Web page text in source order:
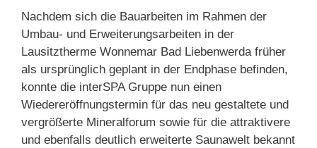
Nachdem sich die Bauarbeiten im Rahmen der
Umbau- und Erweiterungsarbeiten in der
Lausitztherme Wonnemar Bad Liebenwerda früher
als ursprünglich geplant in der Endphase befinden,
konnte die interSPA Gruppe nun einen
Wiedereröffnungstermin für das neu gestaltete und
vergrößerte Mineralforum sowie für die attraktivere
und ebenfalls deutlich erweiterte Saunawelt bekannt